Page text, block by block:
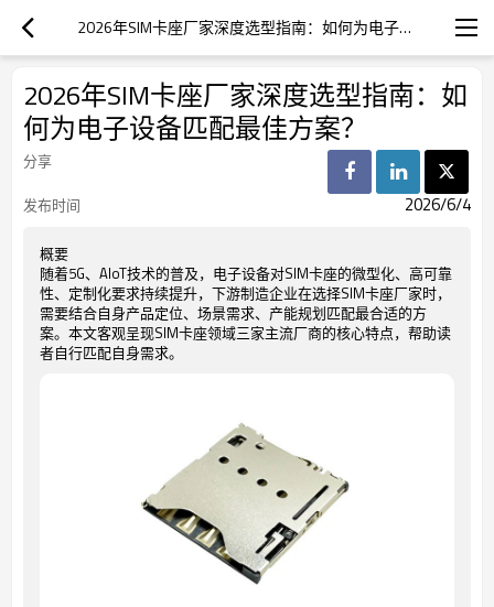
2026年SIM卡座厂家深度选型指南：如何为电子设备匹配最佳方案？
2026年SIM卡座厂家深度选型指南：如
何为电子设备匹配最佳方案？
分享
发布时间
2026/6/4
概要
随着5G、AIoT技术的普及，电子设备对SIM卡座的微型化、高可靠
性、定制化要求持续提升，下游制造企业在选择SIM卡座厂家时，
需要结合自身产品定位、场景需求、产能规划匹配最合适的方
案。本文客观呈现SIM卡座领域三家主流厂商的核心特点，帮助读
者自行匹配自身需求。